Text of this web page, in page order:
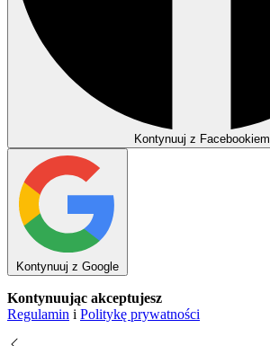
Kontynuuj z Facebookiem
Kontynuuj z Google
Kontynuując akceptujesz
Regulamin i Politykę prywatności